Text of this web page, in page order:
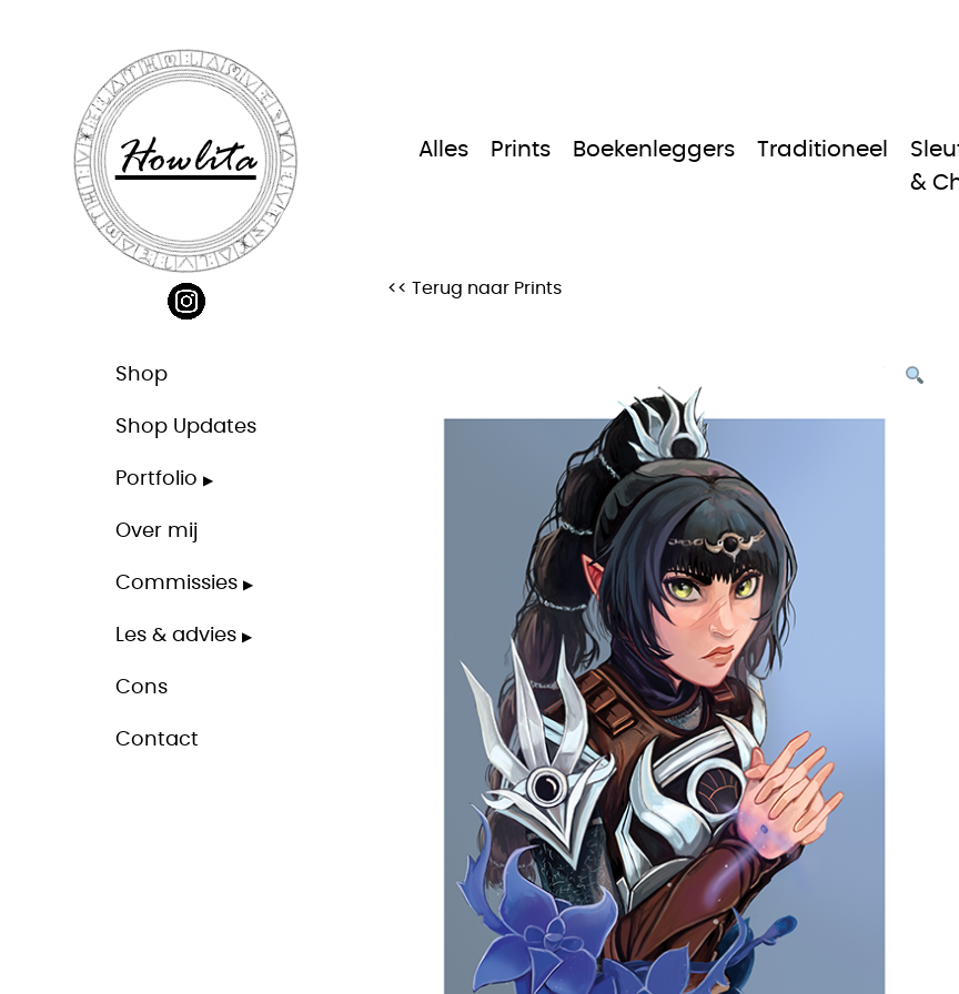
Howlita Alles Prints Boekenleggers Traditioneel
&
<< Terug naar Prints
Shop
Shop Updates
Portfolio
Over mij
Commissies
Les & advies
Cons
Contact